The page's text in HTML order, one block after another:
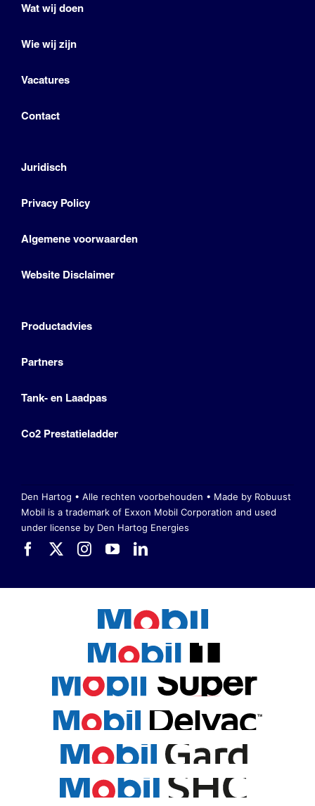
Wat wij doen
Wie wij zijn
Vacatures
Contact
Juridisch
Privacy Policy
Algemene voorwaarden
Website Disclaimer
Productadvies
Partners
Tank- en Laadpas
Co2 Prestatieladder
Den Hartog • Alle rechten voorbehouden • Made by Robuust
Mobil is a trademark of Exxon Mobil Corporation and used
under license by Den Hartog Energies